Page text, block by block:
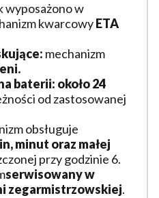
wyposażono w
kwarcowyETA
mechanizm
baterii: około24
od zastosowanej
obsługuje
minut oraz małej
przy godzinie 6.
serwisowany w
zegarmistrzowskiej.